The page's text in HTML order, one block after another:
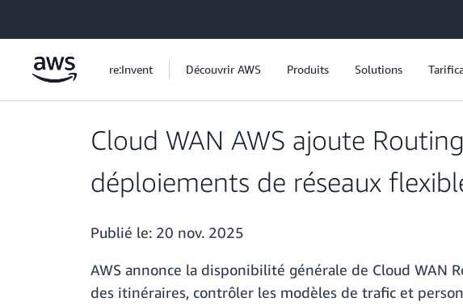
re:Invent Découvrir AWS Produits Solutions
Cloud WAN AWS ajoute
déploiements de réseaux
Publié le: 20 nov. 2025
AWS annonce la disponibilité générale de Cloud WAN
des itinéraires, contrôler les modèles de trafic et